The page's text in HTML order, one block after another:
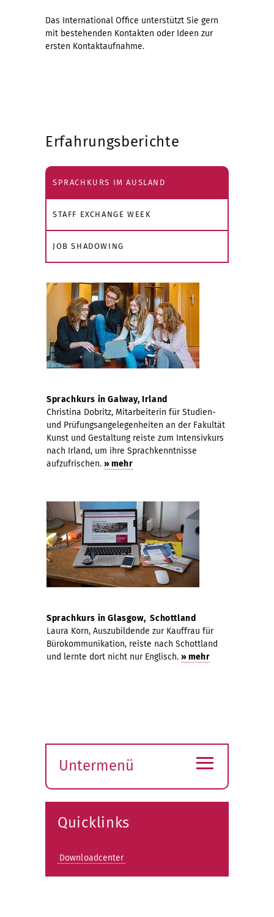
Das International Office unterstützt Sie gern
mit bestehenden Kontakten oder Ideen zur
ersten Kontaktaufnahme.
Erfahrungsberichte
SPRACHKURS IM AUSLAND
STAFF EXCHANGE WEEK
JOB SHADOWING
Sprachkurs in Galway, Irland
Christina Dobritz, Mitarbeiterin für Studien-
und Prüfungsangelegenheiten an der Fakultät
Kunst und Gestaltung reiste zum Intensivkurs
nach Irland, um ihre Sprachkenntnisse
aufzufrischen. » mehr
Sprachkurs in Glasgow, Schottland
Laura Korn, Auszubildende zur Kauffrau für
Bürokommunikation, reiste nach Schottland
und lernte dort nicht nur Englisch. » mehr
Untermenü
öffnen
≡
Quicklinks
Downloadcenter